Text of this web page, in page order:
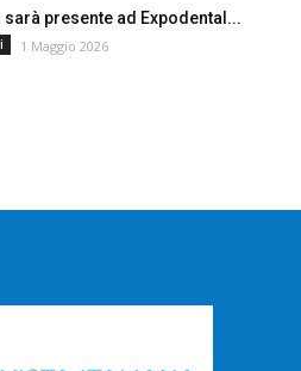
presente ad Expodental...
1 Maggio 2026